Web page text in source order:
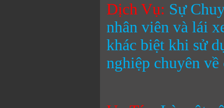
Dịch Vụ: Sự
nhân viên và lái
khác biệt khi sử
nghiệp chuyên về